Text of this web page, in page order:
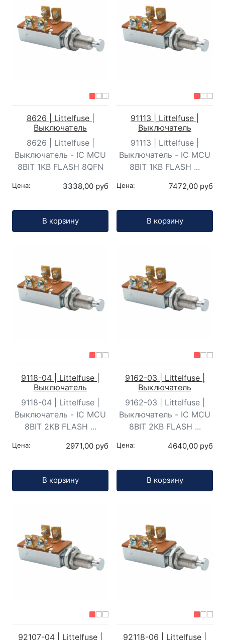
8626 | Littelfuse |
Выключатель
8626 | Littelfuse |
Выключатель - IC MCU
8BIT 1KB FLASH 8QFN
Цена: 3338,00 руб
В корзину
91113 | Littelfuse |
Выключатель
91113 | Littelfuse |
Выключатель - IC MCU
8BIT 1KB FLASH ...
Цена: 7472,00 руб
В корзину
9118-04 | Littelfuse |
Выключатель
9118-04 | Littelfuse |
Выключатель - IC MCU
8BIT 2KB FLASH ...
Цена: 2971,00 руб
В корзину
9162-03 | Littelfuse |
Выключатель
9162-03 | Littelfuse |
Выключатель - IC MCU
8BIT 2KB FLASH ...
Цена: 4640,00 руб
В корзину
92107-04 | Littelfuse | 92118-06 | Littelfuse |